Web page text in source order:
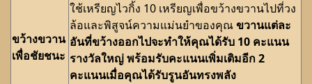
ขว้างขวาน
เพื่อชัยชนะ
ใช้เหรียญไวกิ้ง 10 เหรียญเพื่อขว้างขวานไปที่วง
ล้อและพิสูจน์ความแม่นยำของคุณขวานแต่ละ
อันที่ขว้างออกไปจะทำให้คุณได้รับ 10 คะแนน
รางวัลใหญ่ พร้อมรับคะแนนเพิ่มเติมอีก 2
คะแนนเมื่อคุณได้รับรูนอันทรงพลัง